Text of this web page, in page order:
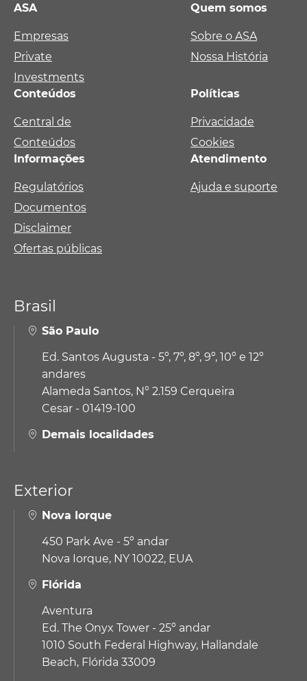
ASA
Empresas
Private
Investments
Quem somos
Sobre o ASA
Nossa História
Conteúdos
Central de
Conteúdos
Políticas
Privacidade
Cookies
Informações
Regulatórios
Documentos
Disclaimer
Ofertas públicas
Atendimento
Ajuda e suporte
Brasil
São Paulo
Ed. Santos Augusta - 5º, 7º, 8º, 9º, 10º e 12º
andares
Alameda Santos, N° 2.159 Cerqueira
Cesar - 01419-100
Demais localidades
Exterior
Nova Iorque
450 Park Ave - 5º andar
Nova Iorque, NY 10022, EUA
Flórida
Aventura
Ed. The Onyx Tower - 25º andar
1010 South Federal Highway, Hallandale
Beach, Flórida 33009